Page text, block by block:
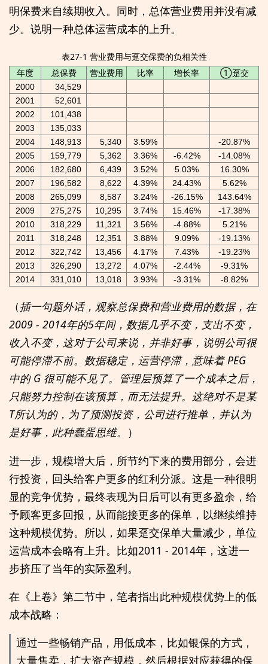
明保费来自续期收入。同时，总体营业费用并没有减
少。说明一种总体运营成本的上升。
表27-1 营业费用与趸交保费的负相关性
年度
总保费 营业费用 比率 增长率 ①趸交
2000
34,529
2001
52,601
2002
101,438
2003
135,033
2004
148,913 5,340 3.59%
-20.87%
2005
159,779 5,362 3.36% -6.42%
-14.08%
2006
182,680 6,439 3.52% 5.03%
16.30%
2007
196,582 8,622 4.39% 24.43%
5.62%
2008
265,099 8,587 3.24% -26.15%
143.64%
2009
275,275 10,295 3.74% 15.46%
-17.38%
2010
318,229 11,321 3.56% -4.88%
5.21%
2011
318,248 12,351 3.88% 9.09%
-19.13%
2012
322,742 13,456 4.17% 7.43%
-19.23%
2013
326,290 13,272 4.07% -2.44%
-9.31%
2014
331,010 13,018 3.93% -3.31% -8.82%
（插一句题外话，观察总保费和营业费用的数据，在
2009 - 2014年的5年间，数据几乎不变，支出不变，
收入不变，这对于公司来说，并非好事，说明公司很
可能停滞不前。数据稳定，运营停滞，意味着 PEG
中的 G 很可能不见了。管理层预算了一个成本之后，
只能努力控制在该预算，而无法提升。这绝对不是某
T所认为的，为了预测投资，公司进行推单，并认为
是好事，此种蠢蛋思维。
）
进一步，规模增大后，所节约下来的费用部分，会进
行投资，回头给客户更多的红利分派。这是一种很明
显的竞争优势，最终表现为日后可以有更多盈余，给
予顾客更多回报，从而能接更多的保单，以继续维持
这种规模优势。所以，如果趸交保单大量减少，单位
运营成本会略有上升。比如2011 - 2014年，这进一
步挤压了当年的实际盈利。
在《上卷》第二节中，笔者指出此种规模优势上的低
成本战略：
通过一些畅销产品，用低成本，比如银保的方式，
大量售卖，扩大资产规模，然后根据对应获得的保